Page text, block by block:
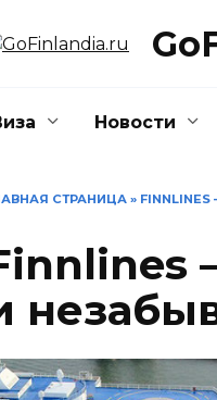
Новости
СТРАНИЦА »